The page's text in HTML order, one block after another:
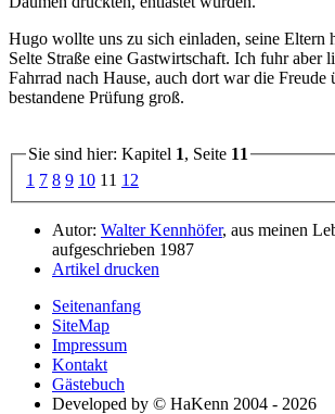
Hugo wollte uns zu sich einladen, seine Eltern
Selte Straße eine Gastwirtschaft. Ich fuhr aber
Fahrrad nach Hause, auch dort war die Freude
bestandene Prüfung groß.
Sie sind hier: Kapitel 1, Seite 11
1 7 8 9 10 11 12
Autor: Walter Kennhöfer, aus meinen
aufgeschrieben 1987
Artikel drucken
Seitenanfang
SiteMap
Impressum
Kontakt
Gästebuch
Developed by © HaKenn 2004 - 2026